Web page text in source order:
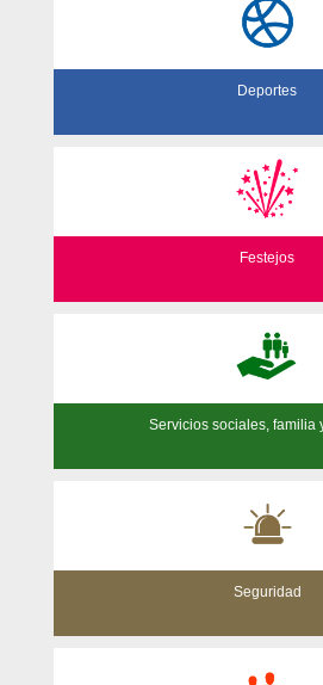
Deportes
Festejos
Servicios sociales, familia
Seguridad